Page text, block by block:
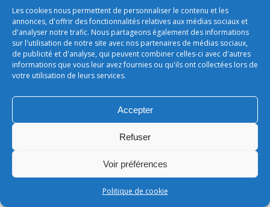
Les cookies nous permettent de personnaliser le contenu et les
annonces, d'offrir des fonctionnalités relatives aux médias sociaux et
d'analyser notre trafic. Nous partageons également des informations
sur l'utilisation de notre site avec nos partenaires de médias sociaux,
de publicité et d'analyse, qui peuvent combiner celles-ci avec d'autres
informations que vous leur avez fournies ou qu'ils ont collectées lors de
votre utilisation de leurs services.
Accepter
Refuser
Voir préférences
Politique de cookie